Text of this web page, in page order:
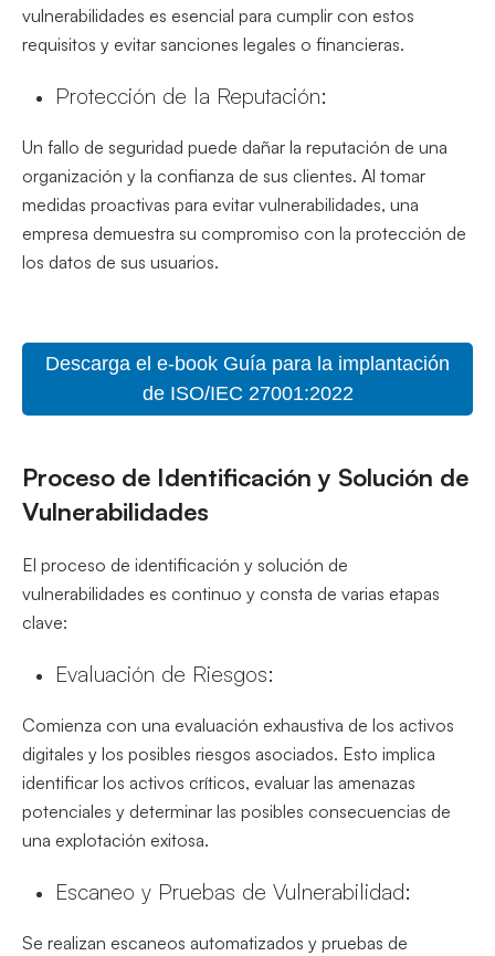
vulnerabilidades es esencial para cumplir con estos
requisitos y evitar sanciones legales o financieras.
Protección de la Reputación:
Un fallo de seguridad puede dañar la reputación de una
organización y la confianza de sus clientes. Al tomar
medidas proactivas para evitar vulnerabilidades, una
empresa demuestra su compromiso con la protección de
los datos de sus usuarios.
Descarga el e-book Guía para la implantación
de ISO/IEC 27001:2022
Proceso de Identificación y Solución de
Vulnerabilidades
El proceso de identificación y solución de
vulnerabilidades es continuo y consta de varias etapas
clave:
Evaluación de Riesgos:
Comienza con una evaluación exhaustiva de los activos
digitales y los posibles riesgos asociados. Esto implica
identificar los activos críticos, evaluar las amenazas
potenciales y determinar las posibles consecuencias de
una explotación exitosa.
Escaneo y Pruebas de Vulnerabilidad:
Se realizan escaneos automatizados y pruebas de